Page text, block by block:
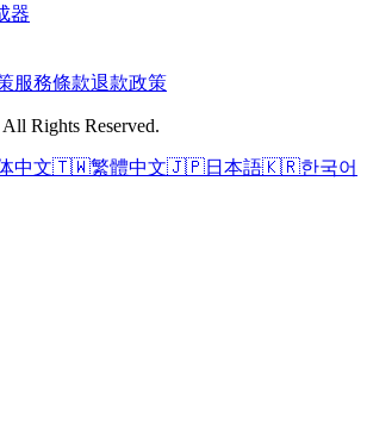
器
服務條款退款政策
Rights Reserved.
中文🇹🇼繁體中文🇯🇵日本語🇰🇷한국어